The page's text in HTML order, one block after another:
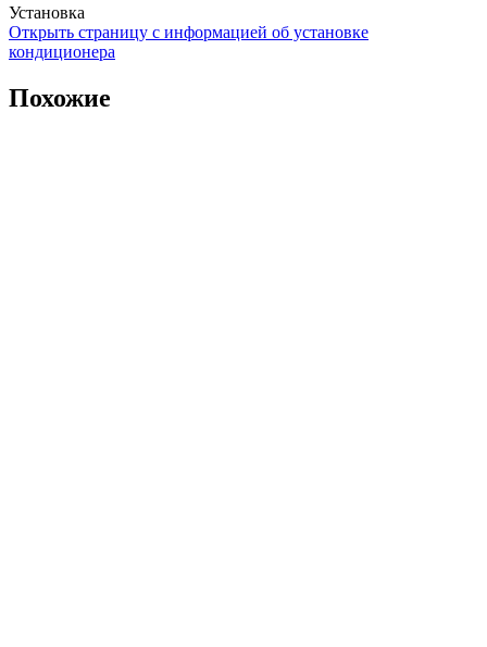
Установка
Открыть страницу с информацией об установке
кондиционера
Похожие